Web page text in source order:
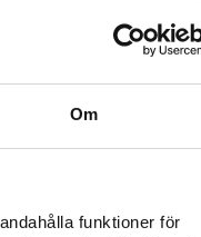
Om
funktioner för